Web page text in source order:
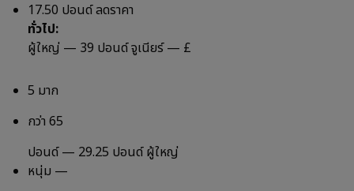
17.50 ปอนด์ ลดราคา
ทั่วไป:
ผู้ใหญ่ — 39 ปอนด์ จูเนียร์ — £
5 มาก
กว่า 65
ปอนด์ — 29.25 ปอนด์ ผู้ใหญ่
หนุ่ม —